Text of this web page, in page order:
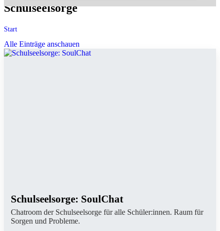
Schulseelsorge
Start
Alle Einträge anschauen
Schulseelsorge: SoulChat
Chatroom der Schulseelsorge für alle Schüler:innen. Raum für
Sorgen und Probleme.